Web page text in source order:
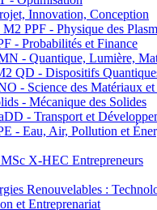
Innovation, Conception
PPF - Physique des
- Probabilités et Finance
- Quantique, Lumière,
QD - Dispositifs
- Science des Matériaux et
- Mécanique des Solides
- Transport et
- Eau, Air, Pollution et
X-HEC Entrepreneurs
Renouvelables :
et Entreprenariat